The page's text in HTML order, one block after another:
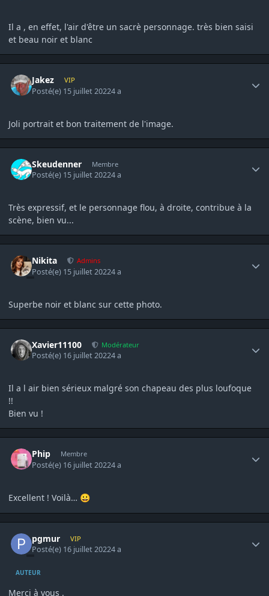
Il a , en effet, l'air d'être un sacrè personnage. très bien saisi
et beau noir et blanc
Jakez VIP
Posté(e) 15 juillet 20224 a
Joli portrait et bon traitement de l'image.
Skeudenner Membre
Posté(e) 15 juillet 20224 a
Très expressif, et le personnage flou, à droite, contribue à la
scène, bien vu...
Nikita Admins
Posté(e) 15 juillet 20224 a
Superbe noir et blanc sur cette photo.
Xavier11100 Modérateur
Posté(e) 16 juillet 20224 a
Il a l air bien sérieux malgré son chapeau des plus loufoque
!!
Bien vu !
Phip Membre
Posté(e) 16 juillet 20224 a
Excellent ! Voilà… 😀
pgmur VIP
Posté(e) 16 juillet 20224 a
AUTEUR
Merci à vous .